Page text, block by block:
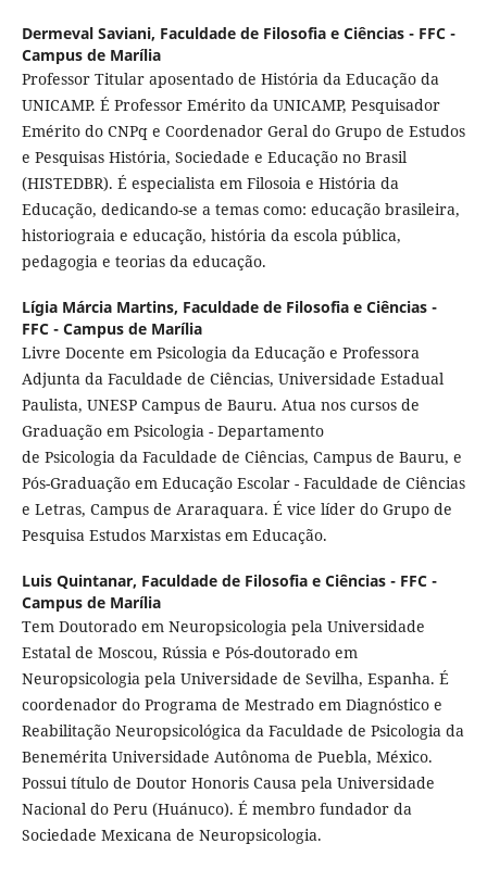
Dermeval Saviani, Faculdade de Filosofia e Ciências - FFC -
Campus de Marília
Professor Titular aposentado de História da Educação da
UNICAMP. É Professor Emérito da UNICAMP, Pesquisador
Emérito do CNPq e Coordenador Geral do Grupo de Estudos
e Pesquisas História, Sociedade e Educação no Brasil
(HISTEDBR). É especialista em Filosoia e História da
Educação, dedicando-se a temas como: educação brasileira,
historiograia e educação, história da escola pública,
pedagogia e teorias da educação.
Lígia Márcia Martins, Faculdade de Filosofia e Ciências -
FFC - Campus de Marília
Livre Docente em Psicologia da Educação e Professora
Adjunta da Faculdade de Ciências, Universidade Estadual
Paulista, UNESP Campus de Bauru. Atua nos cursos de
Graduação em Psicologia - Departamento
de Psicologia da Faculdade de Ciências, Campus de Bauru, e
Pós-Graduação em Educação Escolar - Faculdade de Ciências
e Letras, Campus de Araraquara. É vice líder do Grupo de
Pesquisa Estudos Marxistas em Educação.
Luis Quintanar, Faculdade de Filosofia e Ciências - FFC -
Campus de Marília
Tem Doutorado em Neuropsicologia pela Universidade
Estatal de Moscou, Rússia e Pós-doutorado em
Neuropsicologia pela Universidade de Sevilha, Espanha. É
coordenador do Programa de Mestrado em Diagnóstico e
Reabilitação Neuropsicológica da Faculdade de Psicologia da
Benemérita Universidade Autônoma de Puebla, México.
Possui título de Doutor Honoris Causa pela Universidade
Nacional do Peru (Huánuco). É membro fundador da
Sociedade Mexicana de Neuropsicologia.